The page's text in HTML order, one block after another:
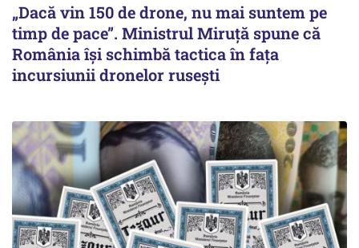
„Dacă vin 150 de drone, nu mai suntem pe
timp de pace”. Ministrul Miruţă spune că
România își schimbă tactica în fața
incursiunii dronelor rusești